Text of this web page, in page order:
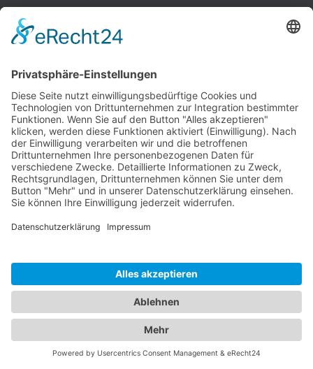
Teams Telefonie
Online-Fax
Partner
ccn Partner Cloud
Leistungen
Vorteile
Partner werden
FAQ
Datenschutz